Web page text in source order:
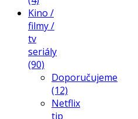
Kino /
filmy /
tv
seriály
(90)
Doporučujeme
(12)
Netflix
tip